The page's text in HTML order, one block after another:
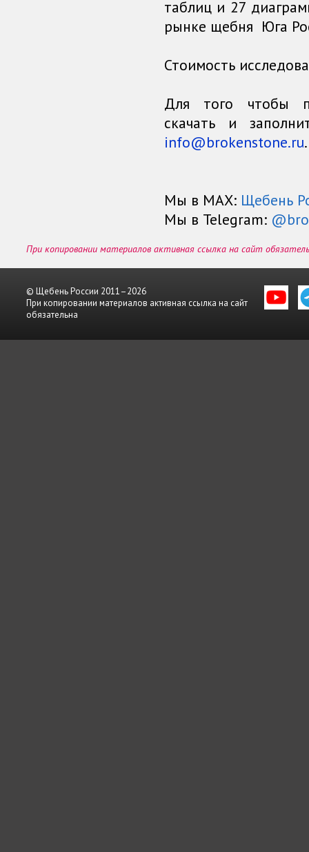
таблиц и 27
рынке щебня Юга
Стоимость
Для того чтобы
скачать и
info@brokenstone.ru
Мы в МАХ: Щебень
Мы в Telegram:
При копировании материалов активная ссылка на сайт
© Щебень России 2011–2026
При копировании материалов активная ссылка на сайт
обязательна